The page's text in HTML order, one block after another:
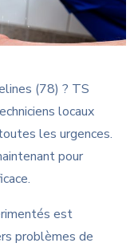
(78) ? TS
locaux
les urgences.
pour
est
problèmes de